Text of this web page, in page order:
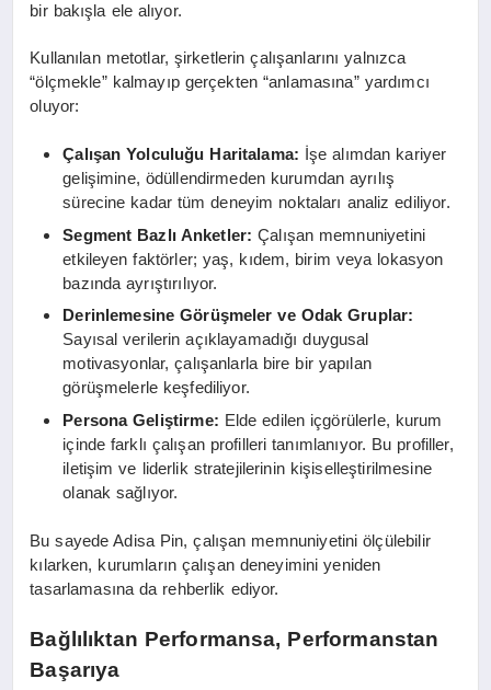
bir bakışla ele alıyor.
Kullanılan metotlar, şirketlerin çalışanlarını yalnızca
“ölçmekle” kalmayıp gerçekten “anlamasına” yardımcı
oluyor:
Çalışan Yolculuğu Haritalama: İşe alımdan kariyer
gelişimine, ödüllendirmeden kurumdan ayrılış
sürecine kadar tüm deneyim noktaları analiz ediliyor.
Segment Bazlı Anketler: Çalışan memnuniyetini
etkileyen faktörler; yaş, kıdem, birim veya lokasyon
bazında ayrıştırılıyor.
Derinlemesine Görüşmeler ve Odak Gruplar:
Sayısal verilerin açıklayamadığı duygusal
motivasyonlar, çalışanlarla bire bir yapılan
görüşmelerle keşfediliyor.
Persona Geliştirme: Elde edilen içgörülerle, kurum
içinde farklı çalışan profilleri tanımlanıyor. Bu profiller,
iletişim ve liderlik stratejilerinin kişiselleştirilmesine
olanak sağlıyor.
Bu sayede Adisa Pin, çalışan memnuniyetini ölçülebilir
kılarken, kurumların çalışan deneyimini yeniden
tasarlamasına da rehberlik ediyor.
Bağlılıktan Performansa, Performanstan
Başarıya